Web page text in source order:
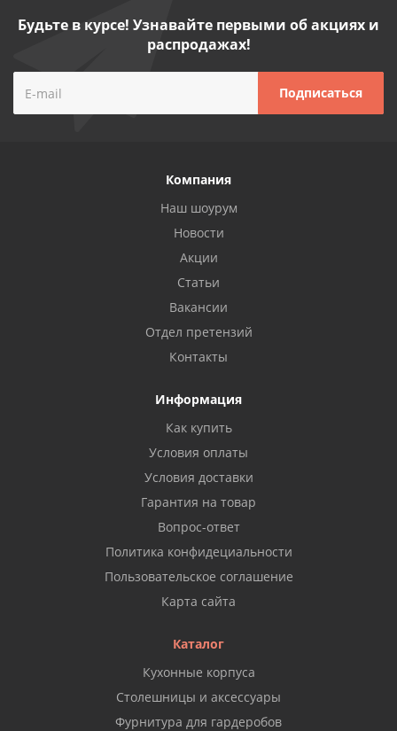
Будьте в курсе! Узнавайте первыми об акциях и
распродажах!
Компания
Наш шоурум
Новости
Акции
Статьи
Вакансии
Отдел претензий
Контакты
Информация
Как купить
Условия оплаты
Условия доставки
Гарантия на товар
Вопрос-ответ
Политика конфидециальности
Пользовательское соглашение
Карта сайта
Каталог
Кухонные корпуса
Столешницы и аксессуары
Фурнитура для гардеробов